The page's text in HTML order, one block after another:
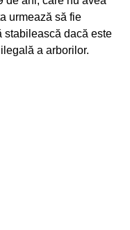
urmează să fie
stabilească dacă este
a arborilor.